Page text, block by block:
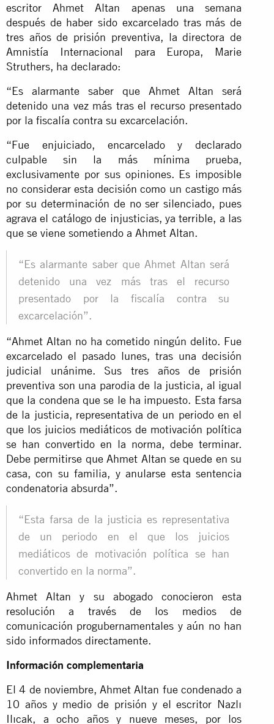
escritor Ahmet Altan apenas una semana
después de haber sido excarcelado tras más de
tres años de prisión preventiva, la directora de
Amnistía Internacional para Europa, Marie
Struthers, ha declarado:
“Es alarmante saber que Ahmet Altan será
detenido una vez más tras el recurso presentado
por la fiscalía contra su excarcelación.
“Fue enjuiciado, encarcelado y declarado
culpable sin la más mínima prueba,
exclusivamente por sus opiniones. Es imposible
no considerar esta decisión como un castigo más
por su determinación de no ser silenciado, pues
agrava el catálogo de injusticias, ya terrible, a las
que se viene sometiendo a Ahmet Altan.
“Es alarmante saber que Ahmet Altan será
detenido una vez más tras el recurso
presentado por la fiscalía contra su
excarcelación”.
“Ahmet Altan no ha cometido ningún delito. Fue
excarcelado el pasado lunes, tras una decisión
judicial unánime. Sus tres años de prisión
preventiva son una parodia de la justicia, al igual
que la condena que se le ha impuesto. Esta farsa
de la justicia, representativa de un periodo en el
que los juicios mediáticos de motivación política
se han convertido en la norma, debe terminar.
Debe permitirse que Ahmet Altan se quede en su
casa, con su familia, y anularse esta sentencia
condenatoria absurda”.
“Esta farsa de la justicia es representativa
de un periodo en el que los juicios
mediáticos de motivación política se han
convertido en la norma”.
Ahmet Altan y su abogado conocieron esta
resolución a través de los medios de
comunicación progubernamentales y aún no han
sido informados directamente.
Información complementaria
El 4 de noviembre, Ahmet Altan fue condenado a
10 años y medio de prisión y el escritor Nazlı
Ilıcak, a ocho años y nueve meses, por los